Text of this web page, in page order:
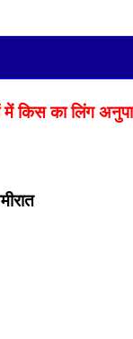
किस का लिंग